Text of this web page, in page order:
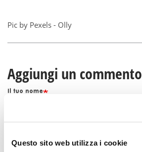
Questo sito web utilizza i cookie
Pic by Pexels - Olly
Aggiungi un commento
Il tuo nome